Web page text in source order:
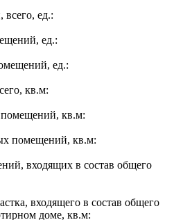
ед.:
ед.:
ед.:
кв.м:
кв.м:
помещений, кв.м:
входящих в состав общего
входящего в состав общего
доме, кв.м: